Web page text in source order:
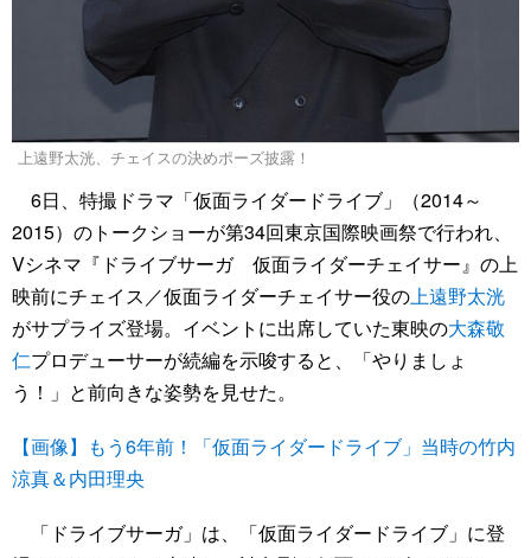
上遠野太洸、チェイスの決めポーズ披露！
6日、特撮ドラマ「仮面ライダードライブ」（2014～
2015）のトークショーが第34回東京国際映画祭で行われ、
Vシネマ『ドライブサーガ 仮面ライダーチェイサー』の上
映前にチェイス／仮面ライダーチェイサー役の上遠野太洸
がサプライズ登場。イベントに出席していた東映の大森敬
仁プロデューサーが続編を示唆すると、「やりましょ
う！」と前向きな姿勢を見せた。
【画像】もう6年前！「仮面ライダードライブ」当時の竹内
涼真＆内田理央
「ドライブサーガ」は、「仮面ライダードライブ」に登